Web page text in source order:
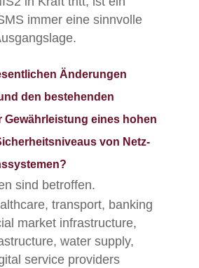
immer eine sinnvolle
Änderungen
den bestehenden
Gewährleistung eines hohen
von Netz-
sind betroffen.
transport, banking
market infrastructure,
water supply,
service providers